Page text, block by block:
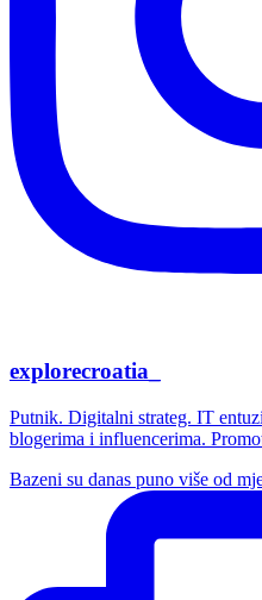
explorecroatia_
Putnik. Digitalni strateg. IT
blogerima i influencerima.
Bazeni su danas puno više od